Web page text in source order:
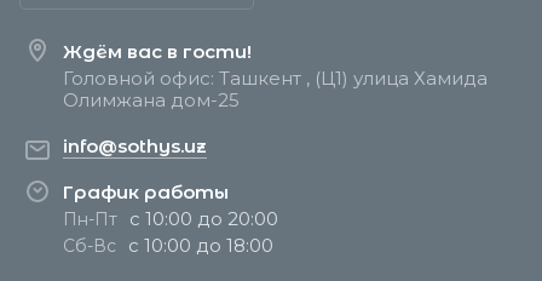
Ждём вас в гости!
Головной офис: Ташкент , (Ц1) улица Хамида
Олимжана дом-25
info@sothys.uz
График работы
Пн-Пт с 10:00 до 20:00
Сб-Вс с 10:00 до 18:00